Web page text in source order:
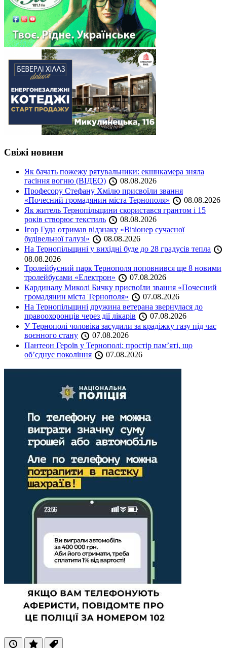
Свіжі новини
Як бачать пожежу рятувальники: екшнкамера зняла
гасіння вогню (ВІДЕО)
08.08.2026
Професору Стефану Хмілю присвоїли звання
«Почесний громадянин міста Тернополя»
08.08.2026
Як житель Тернопільщини скористався грантом і 15
років створює текстиль
08.08.2026
Ігор Гуда отримав відзнаку «Візіонер сучасної
будівельної галузі»
08.08.2026
На Тернопільщині у вихідні буде до 28 градусів тепла
08.08.2026
Тролейбусний парк Тернополя поповнився ще 8 новими
тролейбусами «Електрон»
07.08.2026
Кардиналу Миколі Бичку присвоїли звання «Почесний
громадянин міста Тернополя»
07.08.2026
На Тернопільщині дружина ветерана звернулася до
правоохоронців через дії лікарів
07.08.2026
У Тернополі чоловіка засудили за крадіжку газу під час
воєнного стану
07.08.2026
Пантеон Героїв у Тернополі: простір пам’яті, що
об’єднує покоління
07.08.2026